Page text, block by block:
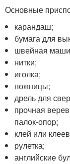
Основные
карандаш;
бумага для
швейная
нитки;
иголка;
ножницы;
дрель для
прочная
палок-опор;
клей или
рулетка;
английские